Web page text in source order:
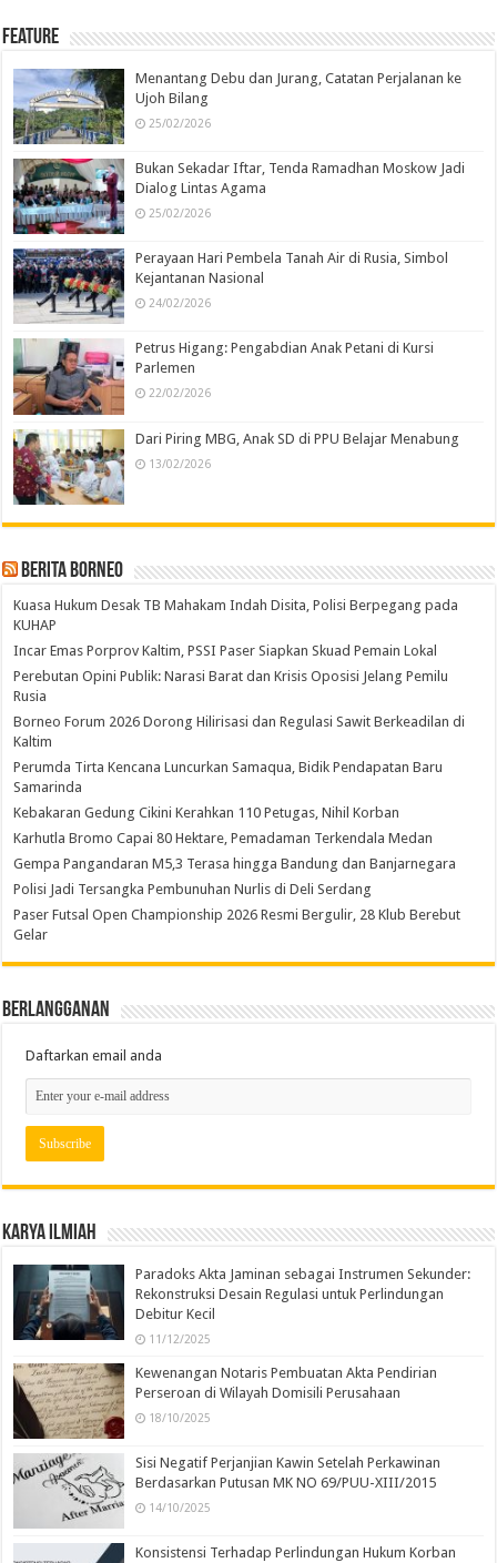
Feature
Menantang Debu dan Jurang, Catatan Perjalanan ke
Ujoh Bilang
25/02/2026
Bukan Sekadar Iftar, Tenda Ramadhan Moskow Jadi
Dialog Lintas Agama
25/02/2026
Perayaan Hari Pembela Tanah Air di Rusia, Simbol
Kejantanan Nasional
24/02/2026
Petrus Higang: Pengabdian Anak Petani di Kursi
Parlemen
22/02/2026
Dari Piring MBG, Anak SD di PPU Belajar Menabung
13/02/2026
Berita Borneo
Kuasa Hukum Desak TB Mahakam Indah Disita, Polisi Berpegang pada
KUHAP
Incar Emas Porprov Kaltim, PSSI Paser Siapkan Skuad Pemain Lokal
Perebutan Opini Publik: Narasi Barat dan Krisis Oposisi Jelang Pemilu
Rusia
Borneo Forum 2026 Dorong Hilirisasi dan Regulasi Sawit Berkeadilan di
Kaltim
Perumda Tirta Kencana Luncurkan Samaqua, Bidik Pendapatan Baru
Samarinda
Kebakaran Gedung Cikini Kerahkan 110 Petugas, Nihil Korban
Karhutla Bromo Capai 80 Hektare, Pemadaman Terkendala Medan
Gempa Pangandaran M5,3 Terasa hingga Bandung dan Banjarnegara
Polisi Jadi Tersangka Pembunuhan Nurlis di Deli Serdang
Paser Futsal Open Championship 2026 Resmi Bergulir, 28 Klub Berebut
Gelar
Berlangganan
Daftarkan email anda
Karya Ilmiah
Paradoks Akta Jaminan sebagai Instrumen Sekunder:
Rekonstruksi Desain Regulasi untuk Perlindungan
Debitur Kecil
11/12/2025
Kewenangan Notaris Pembuatan Akta Pendirian
Perseroan di Wilayah Domisili Perusahaan
18/10/2025
Sisi Negatif Perjanjian Kawin Setelah Perkawinan
Berdasarkan Putusan MK NO 69/PUU-XIII/2015
14/10/2025
Konsistensi Terhadap Perlindungan Hukum Korban